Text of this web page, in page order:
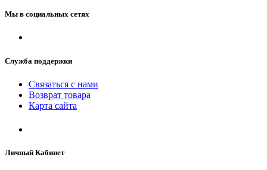
Мы в социальных сетях
Служба поддержки
Связаться с нами
Возврат товара
Карта сайта
Личный Кабинет